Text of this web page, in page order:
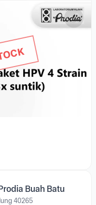
Buah Batu
40265